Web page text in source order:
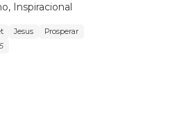
, Inspiracional
Jesus
Prosperar